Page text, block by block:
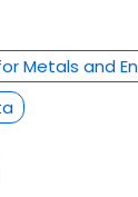
Metals and